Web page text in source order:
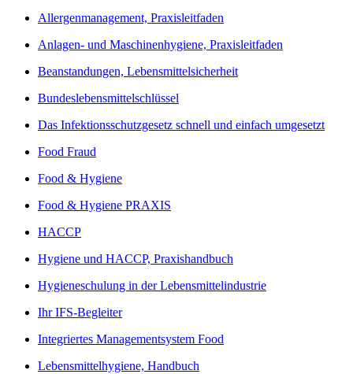
Allergenmanagement, Praxisleitfaden
Anlagen- und Maschinenhygiene, Praxisleitfaden
Beanstandungen, Lebensmittelsicherheit
Bundeslebensmittelschlüssel
Das Infektionsschutzgesetz schnell und einfach umgesetzt
Food Fraud
Food & Hygiene
Food & Hygiene PRAXIS
HACCP
Hygiene und HACCP, Praxishandbuch
Hygieneschulung in der Lebensmittelindustrie
Ihr IFS-Begleiter
Integriertes Managementsystem Food
Lebensmittelhygiene, Handbuch